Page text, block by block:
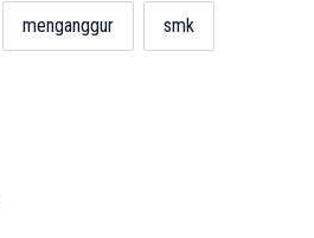
menganggur smk